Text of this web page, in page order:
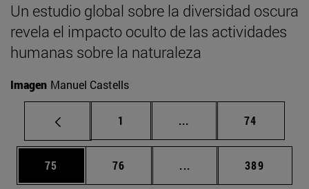
Un estudio global sobre la diversidad oscura
revela el impacto oculto de las actividades
humanas sobre la naturaleza
Imagen Manuel Castells
Página
1 ... Páginas intermedias
Página
74
Página
75 Página
76 ... Páginas intermedias
Página
389